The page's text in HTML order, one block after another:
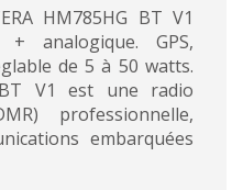
HM785HG BT V1
analogique. GPS,
de 5 à 50 watts.
V1 est une radio
professionnelle,
embarquées